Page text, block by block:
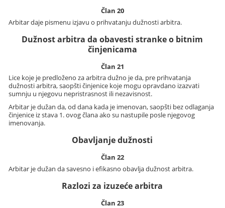
Član 20
Arbitar daje pismenu izjavu o prihvatanju dužnosti arbitra.
Dužnost arbitra da obavesti stranke o bitnim
činjenicama
Član 21
Lice koje je predloženo za arbitra dužno je da, pre prihvatanja
dužnosti arbitra, saopšti činjenice koje mogu opravdano izazvati
sumnju u njegovu nepristrasnost ili nezavisnost.
Arbitar je dužan da, od dana kada je imenovan, saopšti bez odlaganja
činjenice iz stava 1. ovog člana ako su nastupile posle njegovog
imenovanja.
Obavljanje dužnosti
Član 22
Arbitar je dužan da savesno i efikasno obavlja dužnost arbitra.
Razlozi za izuzeće arbitra
Član 23